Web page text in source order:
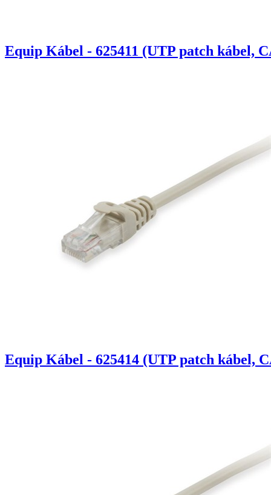
Equip Kábel - 625411 (UTP patch kábel,
Equip Kábel - 625414 (UTP patch kábel,